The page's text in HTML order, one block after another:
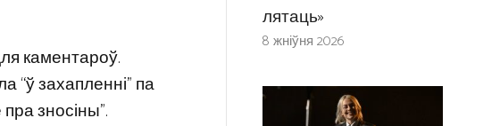
каментароў.
“ў захапленні” па
зносіны”.
лятаць»
8 жніўня 2026